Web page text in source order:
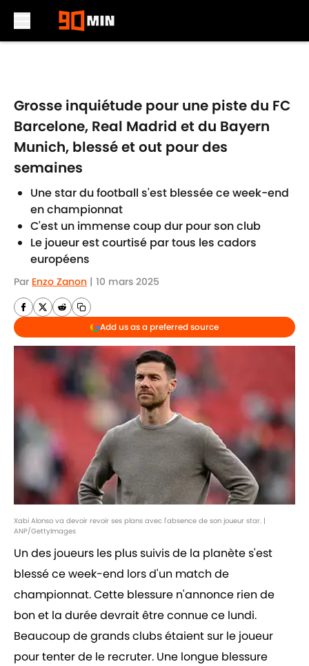
Grosse inquiétude pour une piste du FC
Barcelone, Real Madrid et du Bayern
Munich, blessé et out pour des
semaines
Une star du football s'est blessée ce week-end
en championnat
C'est un immense coup dur pour son club
Le joueur est courtisé par tous les cadors
européens
Par Enzo Zanon | 10 mars 2025
Add us as a preferred source
Xabi Alonso va devoir revoir ses plans avec l'absence de son joueur star. |
ANP/GettyImages
Un des joueurs les plus suivis de la planète s'est
blessé ce week-end lors d'un match de
championnat. Cette blessure n'annonce rien de
bon et la durée devrait être connue ce lundi.
Beaucoup de grands clubs étaient sur le joueur
pour tenter de le recruter. Une longue blessure